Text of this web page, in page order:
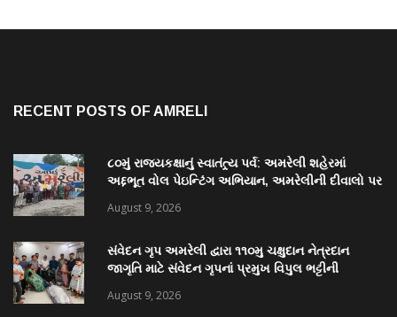
RECENT POSTS OF AMRELI
૮૦મું રાજ્યકક્ષાનું સ્વાતંત્ર્ય પર્વ: અમરેલી શહેરમાં
અદ્દભૂત વોલ પેઇન્ટિંગ અભિયાન, અમરેલીની દીવાલો પર
August 9, 2026
સંવેદન ગૃપ અમરેલી દ્વારા ૧૧૦મુ ચક્ષુદાન નેત્રદાન
જાગૃતિ માટે સંવેદન ગૃપનાં પ્રમુખ વિપુલ ભટ્ટીની
August 9, 2026